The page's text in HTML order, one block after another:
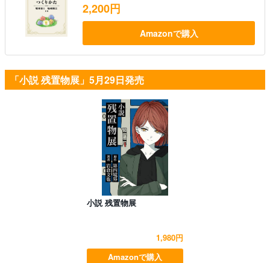
2,200円
Amazonで購入
「小説 残置物展」5月29日発売
小説 残置物展
1,980円
Amazonで購入